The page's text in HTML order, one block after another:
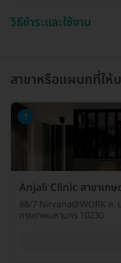
วิธีชำระและใช้งาน
สาขาหรือแผนกที่ให้
1
Anjali Clinic สาขาเก
88/7 Nirvana@WORK ถ.
กรุงเทพมหานคร 10230